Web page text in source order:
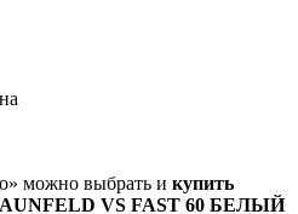
можно выбрать и купить
VS FAST 60 БЕЛЫЙ